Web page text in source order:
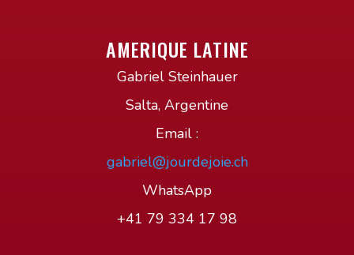
AMERIQUE LATINE
Gabriel Steinhauer
Salta, Argentine
Email :
gabriel@jourdejoie.ch
WhatsApp
+41 79 334 17 98